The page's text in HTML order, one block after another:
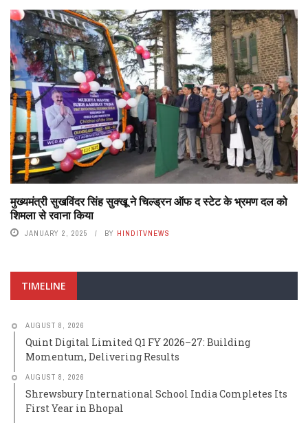
मुख्यमंत्री सुखविंदर सिंह सुक्खू ने चिल्ड्रन ऑफ द स्टेट के भ्रमण दल को
शिमला से रवाना किया
JANUARY 2, 2025 BY HINDITVNEWS
TIMELINE
AUGUST 8, 2026
Quint Digital Limited Q1 FY 2026–27: Building
Momentum, Delivering Results
AUGUST 8, 2026
Shrewsbury International School India Completes Its
First Year in Bhopal